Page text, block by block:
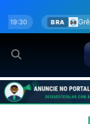
para
o
conteúdo
São Paulo 08/08 15:00